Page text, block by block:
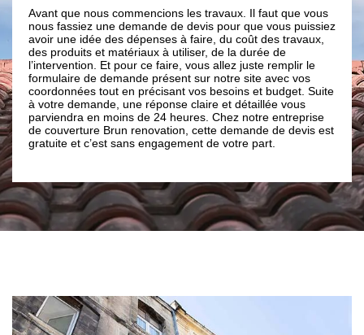
nous commencions les travaux. Il faut que vous
une demande de devis pour que vous puissiez
des dépenses à faire, du coût des travaux,
et matériaux à utiliser, de la durée de
Et pour ce faire, vous allez juste remplir le
de demande présent sur notre site avec vos
tout en précisant vos besoins et budget. Suite
une réponse claire et détaillée vous
en moins de 24 heures. Chez notre entreprise
Brun renovation, cette demande de devis est
c’est sans engagement de votre part.
Notre entreprise de
équipe proposent
façade dans la ville
est indispensable
design et
entretien à faire
toujours garder son
couverture Brun
mousses, les
envahissent votre
matériaux adéquats